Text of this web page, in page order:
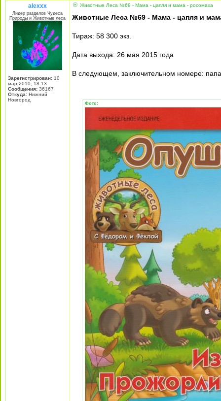
alexxx
Лидер разделов Чудеса
Природы и Животные леса
Зарегистрирован: 10
мар 2010, 18:13
Сообщения: 36167
Откуда: Нижний
Новгород
Животные Леса №69 - Мама - цапля и мама - росомаха
Животные Леса №69 - Мама - цапля и
Тираж: 58 300 экз.
Дата выхода: 26 мая 2015 года
В следующем, заключительном номере:
Фото: